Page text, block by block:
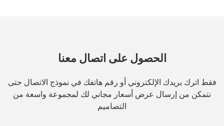
الحصول على اتصال معنا
فقط اترك بريدك الإلكتروني أو رقم هاتفك في نموذج الاتصال حتى
نتمكن من إرسال عرض أسعار مجاني لك لمجموعة واسعة من
التصاميم